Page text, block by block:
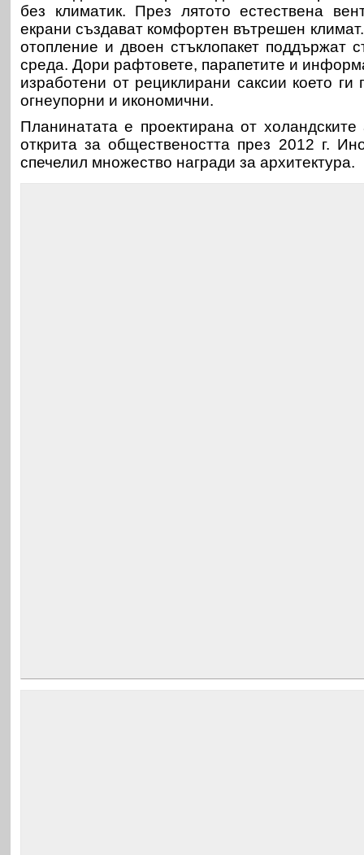
без климатик. През лятото естествена
екрани създават комфортен вътрешен
отопление и двоен стъклопакет поддържат
среда. Дори рафтовете, парапетите и
изработени от рециклирани саксии което
огнеупорни и икономични.
Планинатата е проектирана от
открита за обществеността през 2012 г.
спечелил множество награди за архитектура.